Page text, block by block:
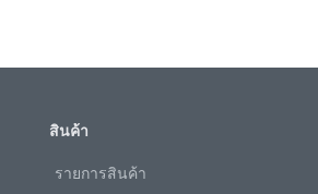
สินค้า
รายการสินค้า